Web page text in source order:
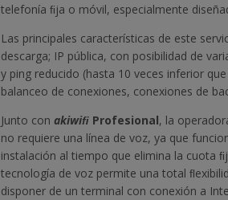
telefonía ﬁja o móvil, especialmente
Las principales características de este
descarga; IP pública, con posibilidad de
y ping reducido (hasta 10 veces inferior
balanceo de conexiones, conexiones de
Junto conakiwiﬁ Profesional, la
no requiere una línea de voz, ya que
instalación al tiempo que elimina la cuota
tecnología de voz permite una total
disponer de un terminal con conexión a